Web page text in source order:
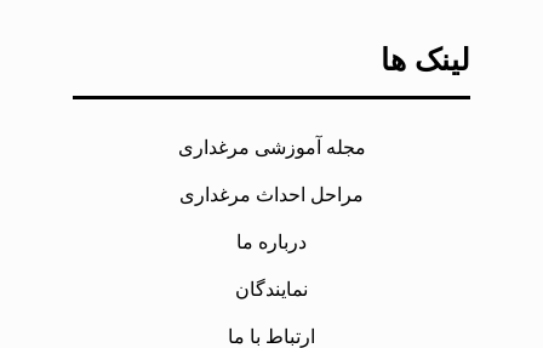
لینک ها
مجله آموزشی مرغداری
مراحل احداث مرغداری
درباره ما
نمایندگان
ارتباط با ما